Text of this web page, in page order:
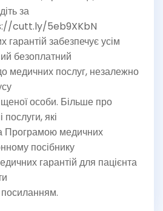
за
cutt.ly/5eb9XKbN
забезпечує усім
безоплатний
медичних послуг, незалежно
особи. Більше про
які
Програмою медичних
посібнику
гарантій для пацієнта